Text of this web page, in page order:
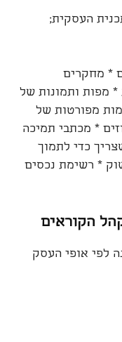
העסקית;
* מחקרים
מפות ותמונות של
מפורטות של
* מכתבי תמיכה
כדי לתמוך
* רשימת נכסים
הקוראים
לפי אופי העסק